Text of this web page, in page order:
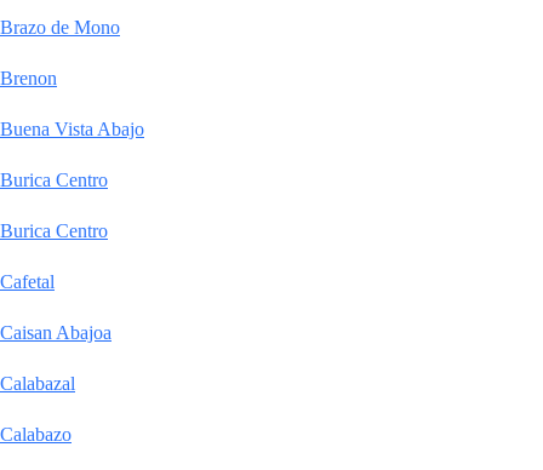
Brazo de Mono
Brenon
Buena Vista Abajo
Burica Centro
Burica Centro
Cafetal
Caisan Abajoa
Calabazal
Calabazo